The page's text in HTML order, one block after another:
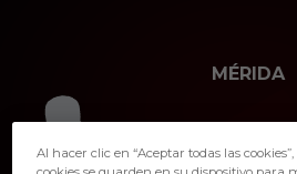
MÉRIDA
Al hacer clic en “Aceptar todas las